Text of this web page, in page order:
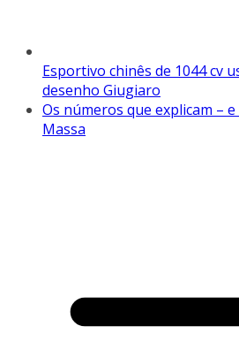
Esportivo chinês de 1044 cv
desenho Giugiaro
Os números que explicam –
Massa